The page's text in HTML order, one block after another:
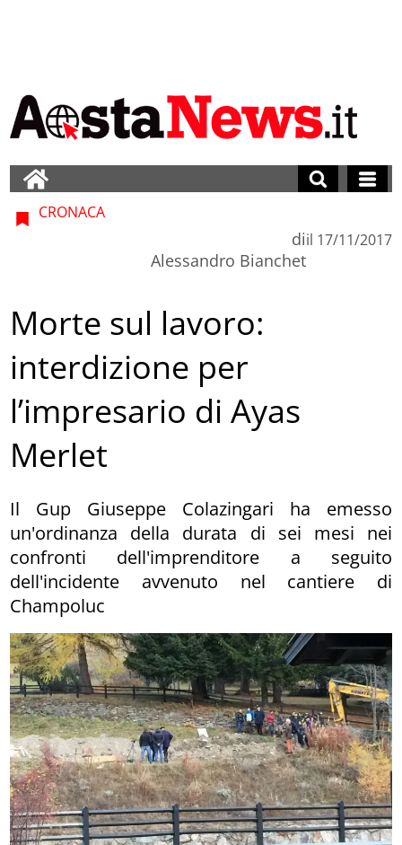
CRONACA
di
Alessandro Bianchet
il 17/11/2017
Morte sul lavoro:
interdizione per
l’impresario di Ayas
Merlet
Il Gup Giuseppe Colazingari ha emesso
un'ordinanza della durata di sei mesi nei
confronti dell'imprenditore a seguito
dell'incidente avvenuto nel cantiere di
Champoluc